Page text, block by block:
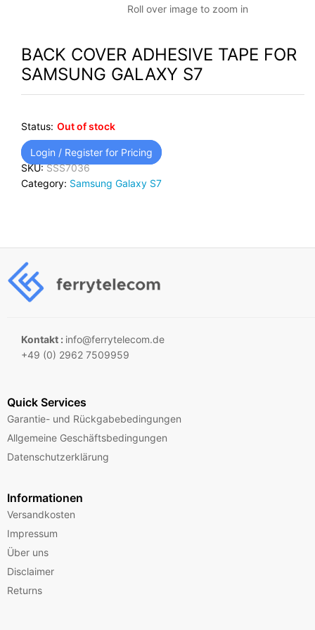
Roll over image to zoom in
BACK COVER ADHESIVE TAPE FOR
SAMSUNG GALAXY S7
Status: Out of stock
Login / Register for Pricing
SKU:SSS7036
Category: Samsung Galaxy S7
Kontakt : info@ferrytelecom.de
+49 (0) 2962 7509959
Quick Services
Garantie- und Rückgabebedingungen
Allgemeine Geschäftsbedingungen
Datenschutzerklärung
Informationen
Versandkosten
Impressum
Über uns
Disclaimer
Returns